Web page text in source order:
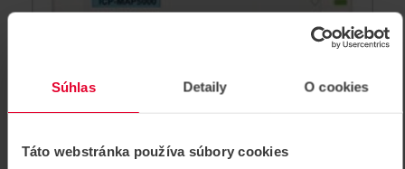
Súhlas Detaily O cookies
Táto webstránka používa súbory cookies